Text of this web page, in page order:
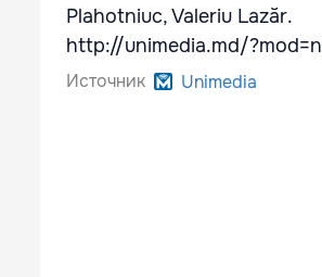
Plahotniuc, Valeriu Lazăr.
http://unimedia.md/
Источник Unimedia